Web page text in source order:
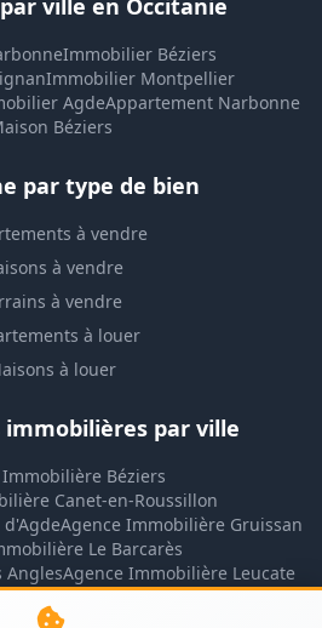
ville en Occitanie
Immobilier Béziers
Immobilier Montpellier
AgdeAppartement Narbonne
Béziers
par type de bien
à vendre
à vendre
à vendre
à louer
à louer
immobilières par ville
Béziers
Canet-en-Roussillon
Agence Immobilière Gruissan
Le Barcarès
AnglesAgence Immobilière Leucate
Lézignan-Corbières
Montpellier